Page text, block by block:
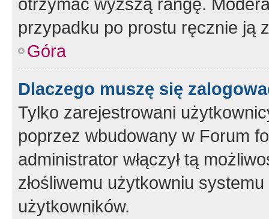
przypadku po prostu ręcznie ją
Góra
Dlaczego muszę się
Tylko zarejestrowani
poprzez wbudowany w Forum
administrator włączył tą
złośliwemu użytkowniu
użytkowników.